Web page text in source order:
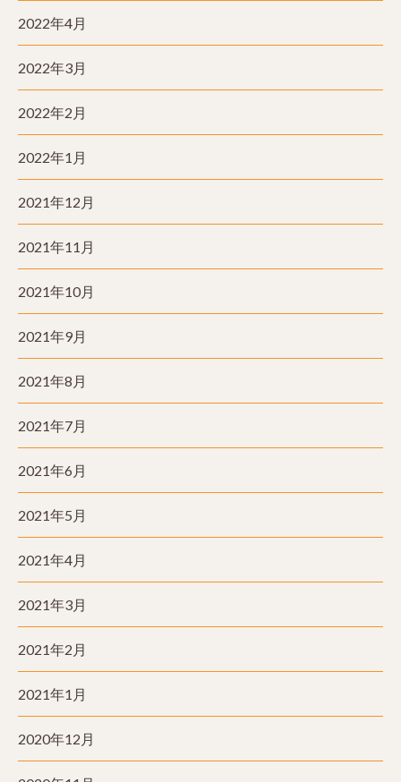
2022年4月
2022年3月
2022年2月
2022年1月
2021年12月
2021年11月
2021年10月
2021年9月
2021年8月
2021年7月
2021年6月
2021年5月
2021年4月
2021年3月
2021年2月
2021年1月
2020年12月